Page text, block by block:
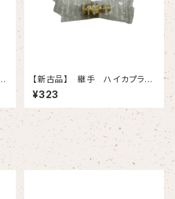
【新古品】 継手 ハイカプラ
40PM-BSBM（日東工器）
¥323